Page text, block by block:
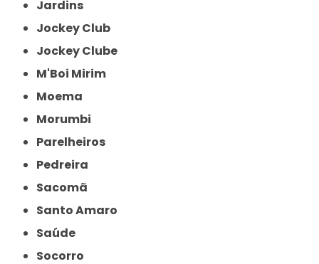
Jardins
Jockey Club
Jockey Clube
M'Boi Mirim
Moema
Morumbi
Parelheiros
Pedreira
Sacomã
Santo Amaro
Saúde
Socorro